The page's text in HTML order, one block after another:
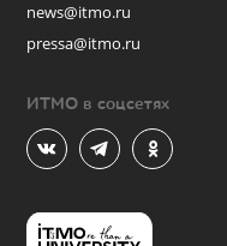
news@itmo.ru
pressa@itmo.ru
ИТМО в соцсетях